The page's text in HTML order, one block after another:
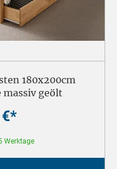
180x200cm
geölt
Werktage